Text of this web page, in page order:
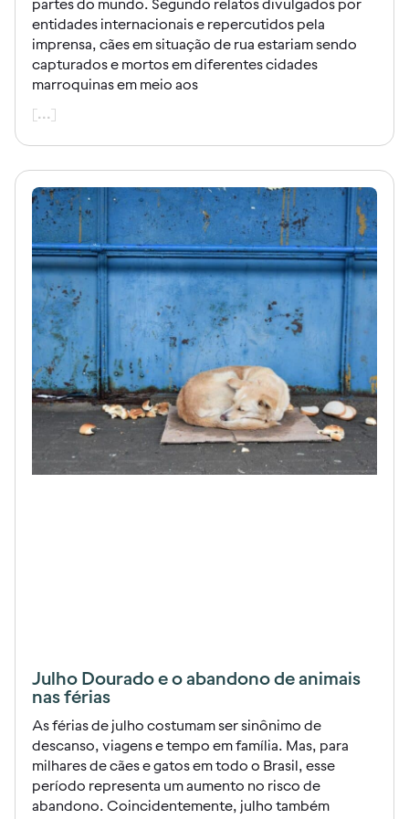
partes do mundo. Segundo relatos divulgados por
entidades internacionais e repercutidos pela
imprensa, cães em situação de rua estariam sendo
capturados e mortos em diferentes cidades
marroquinas em meio aos
[...]
Julho Dourado e o abandono de animais
nas férias
As férias de julho costumam ser sinônimo de
descanso, viagens e tempo em família. Mas, para
milhares de cães e gatos em todo o Brasil, esse
período representa um aumento no risco de
abandono. Coincidentemente, julho também